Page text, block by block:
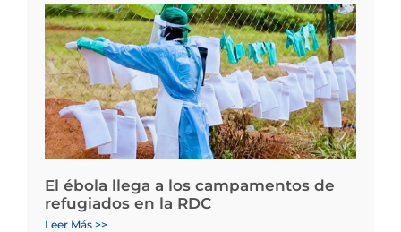
El ébola llega a los campamentos de
refugiados en la RDC
Leer Más >>